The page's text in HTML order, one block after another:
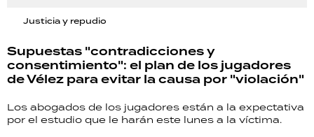
Justicia y repudio
Supuestas "contradicciones y
consentimiento": el plan de los jugadores
de Vélez para evitar la causa por "violación"
Los abogados de los jugadores están a la expectativa
por el estudio que le harán este lunes a la víctima.